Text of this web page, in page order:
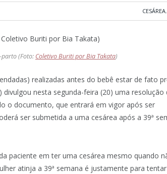
CESÁREA,
(Foto: Coletivo Buriti por Bia Takata)
realizadas antes do bebê estar de fato
nesta segunda-feira (20) uma resolução
o documento, que entrará em vigor após ser
ser submetida a uma cesárea após a 39ª
paciente em ter uma cesárea mesmo quando
atinja a 39ª semana é justamente para